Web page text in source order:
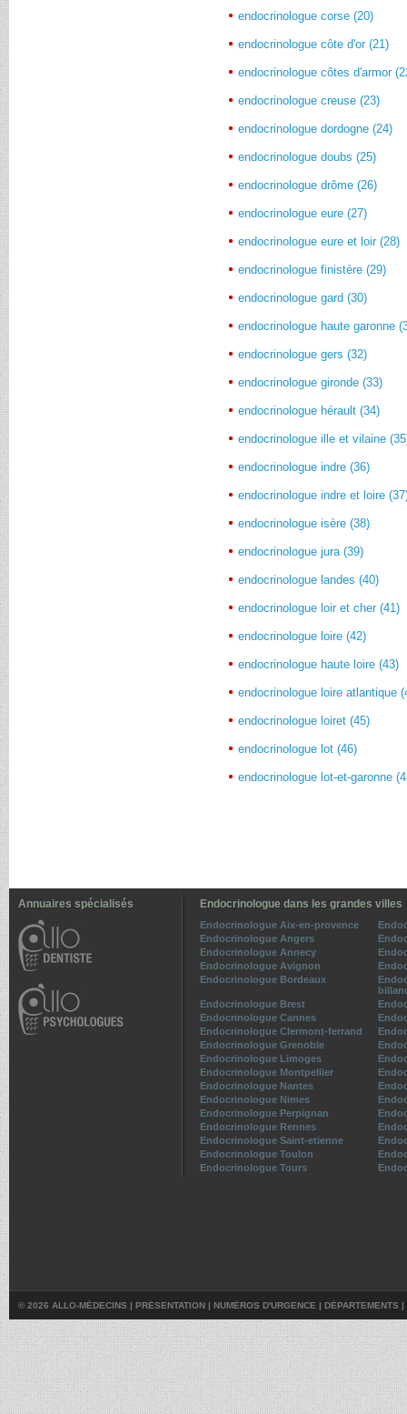
endocrinologue corse (20)
endocrinologue côte d'or (21)
endocrinologue côtes d'armor
endocrinologue creuse (23)
endocrinologue dordogne (24)
endocrinologue doubs (25)
endocrinologue drôme (26)
endocrinologue eure (27)
endocrinologue eure et loir (28)
endocrinologue finistère (29)
endocrinologue gard (30)
endocrinologue haute garonne
endocrinologue gers (32)
endocrinologue gironde (33)
endocrinologue hérault (34)
endocrinologue ille et vilaine
endocrinologue indre (36)
endocrinologue indre et loire
endocrinologue isère (38)
endocrinologue jura (39)
endocrinologue landes (40)
endocrinologue loir et cher (41)
endocrinologue loire (42)
endocrinologue haute loire (43)
endocrinologue loire atlantique
endocrinologue loiret (45)
endocrinologue lot (46)
endocrinologue lot-et-garonne
Annuaires spécialisés Endocrinologue dans les grandes villes
Endocrinologue Aix-en-provence
Endocrinologue Angers
Endocrinologue Annecy
Endocrinologue Avignon
Endocrinologue Bordeaux
Endocrinologue Brest
Endocrinologue Cannes
Endocrinologue Clermont-ferrand
Endocrinologue Grenoble
Endocrinologue Limoges
Endocrinologue Montpellier
Endocrinologue Nantes
Endocrinologue Nimes
Endocrinologue Perpignan
Endocrinologue Rennes
Endocrinologue Saint-etienne
Endocrinologue Toulon
Endocrinologue Tours
© 2026 ALLO-MÉDECINS | PRÉSENTATION | NUMÉROS D'URGENCE | DÉPARTEMENTS |